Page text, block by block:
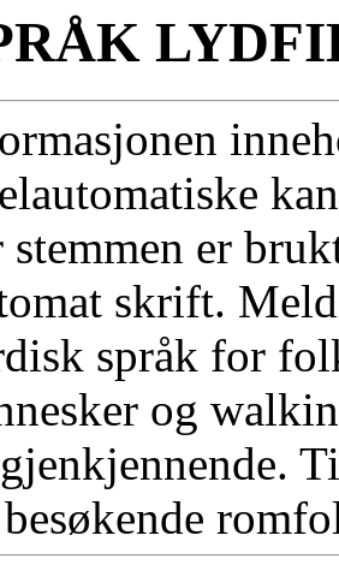
er
skrift.
språk for
og